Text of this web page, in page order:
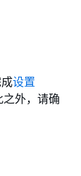
设置
外，请确